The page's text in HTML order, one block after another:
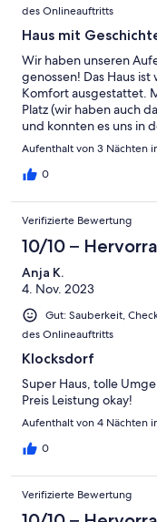
des Onlineauftritts
Haus mit
Wir haben unseren
genossen! Das Haus
Komfort ausgestattet.
Platz (wir haben auch
und konnten es uns in
gemütlich machen. Der
noch einmal
Aufenthalt von 3 Nächten
0
Verifizierte Bewertung
10/10 –
Anja K.
4. Nov. 2023
Gut: Sauberkeit,
des Onlineauftritts
Klocksdorf
Super Haus, tolle
Preis Leistung okay!
Aufenthalt von 4 Nächten
0
Verifizierte Bewertung